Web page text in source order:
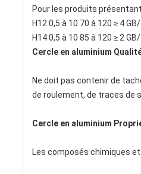
Pour les produits
H12 0,5 à 10 70 à 120 ≥ 4
H14 0,5 à 10 85 à 120 ≥ 2
Cercle en aluminium
Ne doit pas contenir de
de roulement, de traces de
Cercle en aluminium
Les composés chimiques